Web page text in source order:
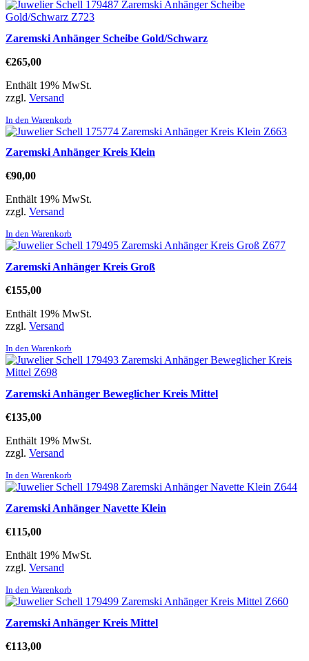
Zaremski Anhänger Scheibe Gold/Schwarz
€265,00
Enthält 19% MwSt.
zzgl. Versand
In den Warenkorb
Zaremski Anhänger Kreis Klein
€90,00
Enthält 19% MwSt.
zzgl. Versand
In den Warenkorb
Zaremski Anhänger Kreis Groß
€155,00
Enthält 19% MwSt.
zzgl. Versand
In den Warenkorb
Zaremski Anhänger Beweglicher Kreis Mittel
€135,00
Enthält 19% MwSt.
zzgl. Versand
In den Warenkorb
Zaremski Anhänger Navette Klein
€115,00
Enthält 19% MwSt.
zzgl. Versand
In den Warenkorb
Zaremski Anhänger Kreis Mittel
€113,00